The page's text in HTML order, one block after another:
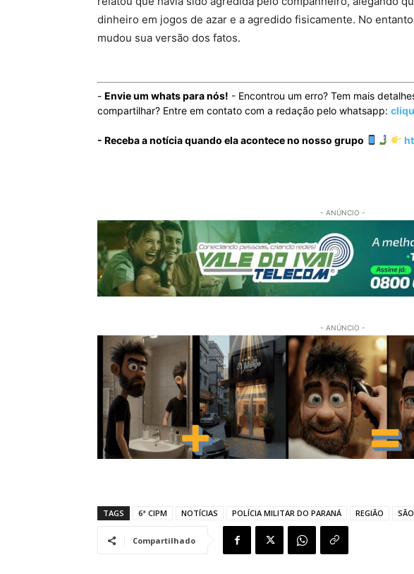
dinheiro em jogos de azar e a agredido fisicamente. No
mudou sua versão dos fatos.
- Envie um whats para nós! - Encontrou um erro? Tem mais
compartilhar? Entre em contato com a redação pelo whatsapp:
- Receba a notícia quando ela acontece no nosso grupo
- ANÚNCIO -
- ANÚNCIO -
TAGS 6ª CIPM NOTÍCIAS POLÍCIA MILITAR DO PARANÁ REGIÃO
Compartilhado